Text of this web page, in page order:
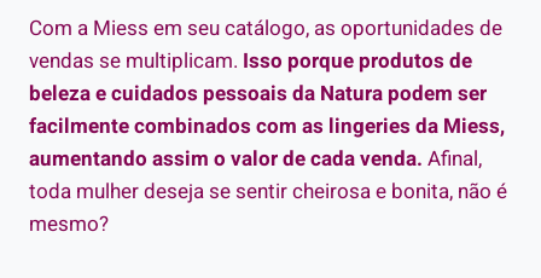
Com a Miess em seu catálogo, as oportunidades de
vendas se multiplicam. Isso porque produtos de
beleza e cuidados pessoais da Natura podem ser
facilmente combinados com as lingeries da Miess,
aumentando assim o valor de cada venda. Afinal,
toda mulher deseja se sentir cheirosa e bonita, não é
mesmo?